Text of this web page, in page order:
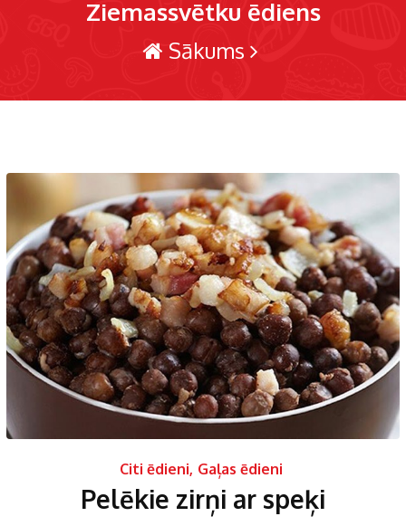
Ziemassvētku ēdiens
Sākums
Citi ēdieni, Gaļas ēdieni
Pelēkie zirņi ar speķi